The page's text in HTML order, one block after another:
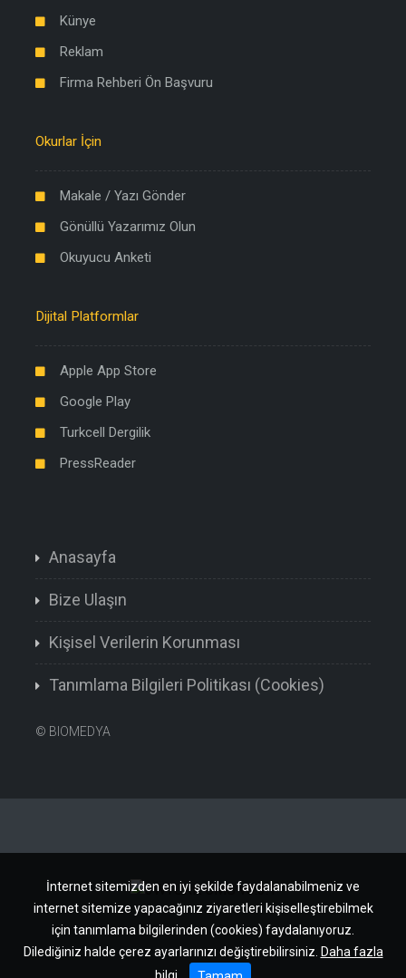
İnternet sitemizden en iyi şekilde faydalanabilmeniz ve
internet sitemize yapacağınız ziyaretleri kişiselleştirebilmek
için tanımlama bilgilerinden (cookies) faydalanıyoruz.
Dilediğiniz halde çerez ayarlarınızı değiştirebilirsiniz. Daha fazla
Künye
Reklam
Firma Rehberi Ön Başvuru
Okurlar İçin
Makale / Yazı Gönder
Gönüllü Yazarımız Olun
Okuyucu Anketi
Dijital Platformlar
Apple App Store
Google Play
Turkcell Dergilik
PressReader
Anasayfa
Bize Ulaşın
Kişisel Verilerin Korunması
Tanımlama Bilgileri Politikası (Cookies)
© BIOMEDYA